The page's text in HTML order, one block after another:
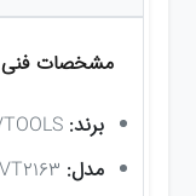
مشخصات فنی
برند: VTOOLS
مدل: